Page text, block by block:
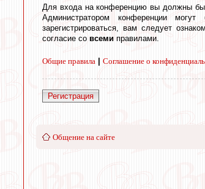
Для входа на конференцию вы должны
Администратором конференции
зарегистрироваться, вам следует
согласие со всеми правилами.
Общие правила Соглашение о
Регистрация
Общение на сайте